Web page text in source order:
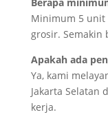
Minimum 5 unit
grosir. Semakin
Apakah ada
Ya, kami
Jakarta Selatan
kerja.